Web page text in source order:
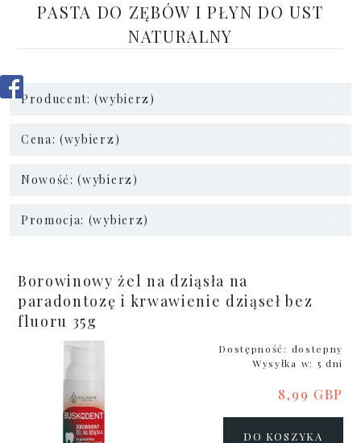
PASTA DO ZĘBÓW I PŁYN DO UST
NATURALNY
Producent: (wybierz)
Cena: (wybierz)
Nowość: (wybierz)
Promocja: (wybierz)
Borowinowy żel na dziąsła na
paradontozę i krwawienie dziąseł bez
fluoru 35g
Dostępność: dostepny
Wysyłka w: 5 dni
8,99 GBP
DO KOSZYKA